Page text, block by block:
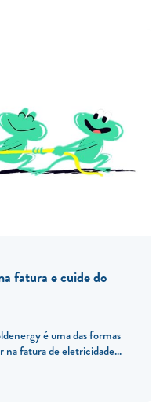
fatura e cuide do
é uma das formas
na fatura de eletricidade...